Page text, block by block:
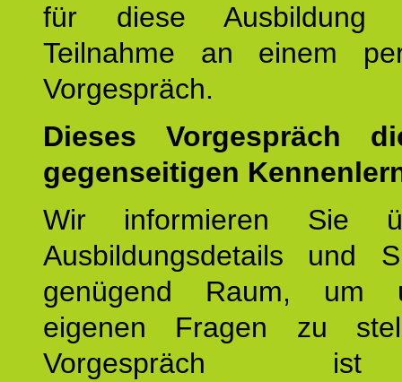
für diese
Teilnahme an einem
Vorgespräch.
Dieses Vorgespräch
gegenseitigen
Wir informieren Sie
Ausbildungsdetails und
genügend Raum, um
eigenen Fragen zu